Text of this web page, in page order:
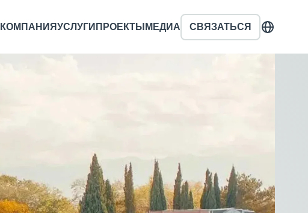
КОМПАНИЯУСЛУГИПРОЕКТЫМЕДИА СВЯЗАТЬСЯ